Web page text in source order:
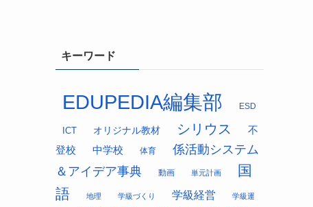
キーワード
EDUPEDIA編集部 ESD
ICT オリジナル教材 シリウス
不
登校
中学校 体育
係活動システム
＆アイデア事典
動画 単元計画
国
語
地理 学級づくり 学級経営 学級運